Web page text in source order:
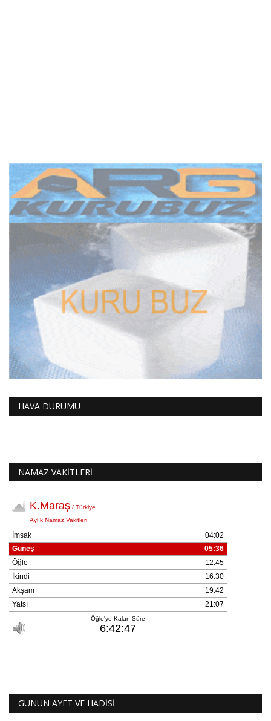
HAVA DURUMU
NAMAZ VAKİTLERİ
GÜNÜN AYET VE HADİSİ